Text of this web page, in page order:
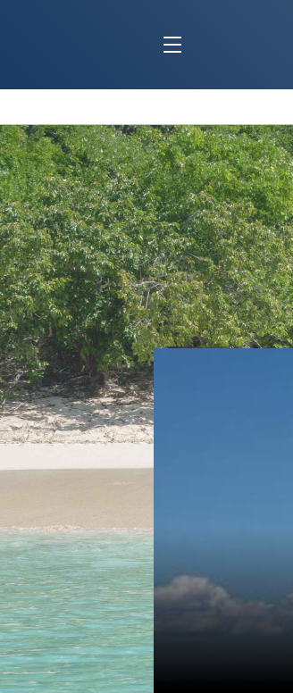
BLOC MARINE
Ports
Carnets de voyage
Dossiers de la
Collection Bloc
Application Bloc
Règlementation
BATEAUX